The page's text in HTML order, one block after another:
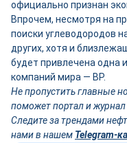
официально признан
Впрочем, несмотря на
поиски углеводородов
других, хотя и
будет привлечена одна
компаний мира — BP.
Не пропустить главные
поможет портал и
Следите за трендами
нами в нашем Telegram-